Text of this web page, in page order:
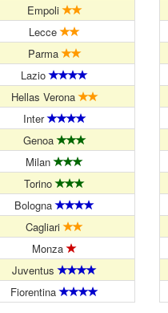
Empoli
Lecce
Parma
Lazio
Hellas Verona
Inter
Genoa
Milan
Torino
Bologna
Cagliari
Monza
Juventus
Fiorentina